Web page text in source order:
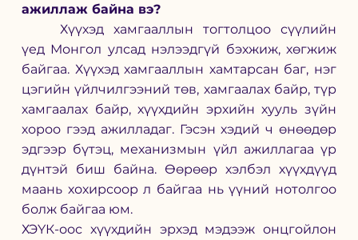
ажиллаж байна вэ?
үед Монгол улсад нэлээдгүй бэхжиж, хөгжиж
байгаа. Хүүхэд хамгааллын хамтарсан баг, нэг
цэгийн үйлчилгээний төв, хамгаалах байр, түр
хамгаалах байр, хүүхдийн эрхийн хууль зүйн
хороо гээд ажилладаг. Гэсэн хэдий ч өнөөдөр
эдгээр бүтэц, механизмын үйл ажиллагаа үр
дүнтэй биш байна. Өөрөөр хэлбэл хүүхдүүд
маань хохирсоор л байгаа нь үүний нотолгоо
болж байгаа юм.
ХЭҮК-оос хүүхдийн эрхэд мэдээж онцгойлон